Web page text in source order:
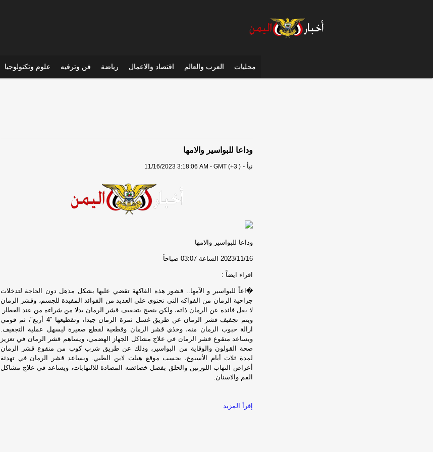
محليات العرب والعالم اقتصاد والاعمال رياضة فن وترفيه علوم وتكنولوجيا
وداعا للبواسير والامها
نبأ -
11/16/2023 3:18:06 AM - GMT (+3 )
وداعا للبواسير والامها
2023/11/16 الساعة 03:07 صباحاً
اقراء ايضاً :
�اعاً للبواسير و الآمها.. قشور هذه الفاكهة تقضي عليها بشكل مذهل دون الحاجة لتدخلات
جراحية الرمان من الفواكه التي تحتوي على العديد من الفوائد المفيدة للجسم، وقشر الرمان
لا يقل فائدة عن الرمان ذاته، ولكن ينصح بتجفيف قشر الرمان بدلا من شراءه من عند العطار.
ويتم تجفيف قشر الرمان عن طريق غسل ثمرة الرمان جيدا، وتقطيعها "4 أربع"، ثم قومي
ازالة حبوب الرمان منه، وخذي قشر الرمان وقطعية لقطع صغيرة ليسهل عملية التجفيف.
ويساعد منقوع قشر الرمان في علاج مشاكل الجهاز الهضمي، ويساهم قشر الرمان في تعزيز
صحة القولون والوقاية من البواسير، وذلك عن طريق شرب كوب من منقوع قشر الرمان
لمدة ثلاث أيام الأسبوع، بحسب موقع هيلث لاين الطبي. ويساعد قشر الرمان في تهدئة
أعراض التهاب اللوزتين والحلق بفضل خصائصه المضادة للالتهابات، ويساعد في علاج مشاكل
الفم والاسنان.
إقرأ المزيد